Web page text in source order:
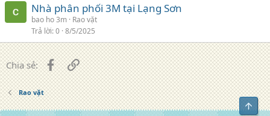
Nhà phân phối 3M tại Lạng Sơn
bao ho 3m Rao vặt
Trả lời 0 8/5/2025
Chia sẻ: FacebookLiên kết
Rao vặt
Top